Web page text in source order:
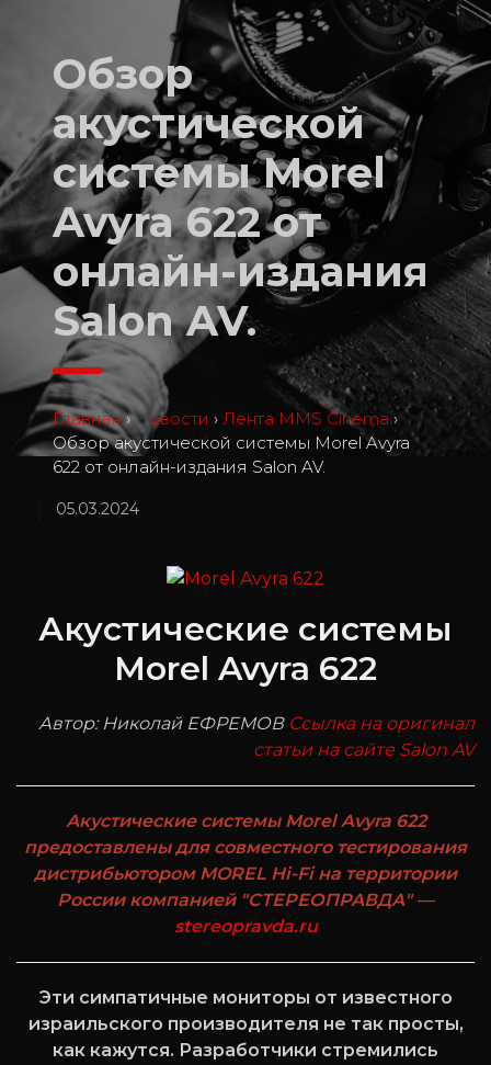
Обзор
акустической
системы Morel
Avyra 622 от
онлайн-издания
Salon AV.
Главная › Новости › Лента MMS Cinema ›
Обзор акустической системы Morel Avyra
622 от онлайн-издания Salon AV.
05.03.2024
Акустические системы
Morel Avyra 622
Автор: Николай ЕФРЕМОВ Ссылка на оригинал
статьи на сайте Salon AV
Акустические системы Morel Avyra 622
предоставлены для совместного тестирования
дистрибьютором MOREL Hi-Fi на территории
России компанией "СТЕРЕОПРАВДА" —
stereopravda.ru
Эти симпатичные мониторы от известного
израильского производителя не так просты,
как кажутся. Разработчики стремились